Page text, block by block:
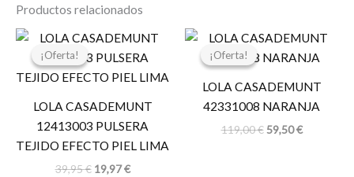
Productos relacionados
¡Oferta!
¡Oferta!
LOLA CASADEMUNT
12413003 PULSERA
TEJIDO EFECTO PIEL LIMA
39,95€
El
original
era:
19,97€
El
actual
es:
¡Oferta!
¡Oferta!
LOLA CASADEMUNT
42331008 NARANJA
119,00€
El
original
119,00 €.
59,50€
El
actual
59,50 €.